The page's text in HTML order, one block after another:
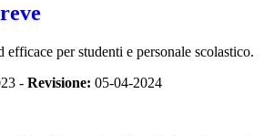
per studenti e personale scolastico.
- Revisione: 05-04-2024